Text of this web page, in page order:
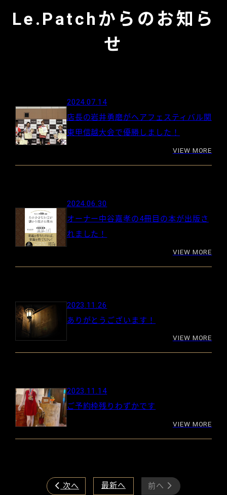
Le.Patchからのお知ら
せ
2024.07.14
店長の岩井勇磨がヘアフェスティバル関
東甲信越大会で優勝しました！
VIEW MORE
2024.06.30
オーナー中谷嘉孝の4冊目の本が出版さ
れました！
VIEW MORE
2023.11.26
ありがとうございます！
VIEW MORE
2023.11.14
ご予約枠残りわずかです
VIEW MORE
 次へ 最新へ 前へ 